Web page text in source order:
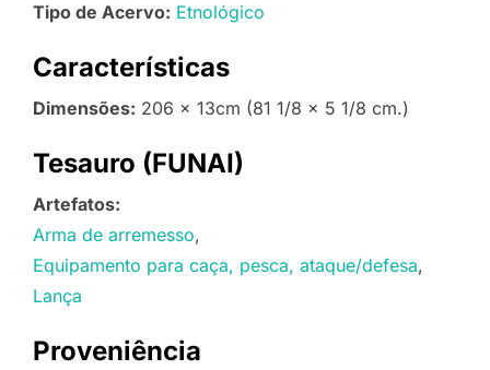
Tipo de Acervo: Etnológico
Características
Dimensões: 206 x 13cm (81 1/8 x 5 1/8 cm.)
Tesauro (FUNAI)
Artefatos:
Arma de arremesso
Equipamento para caça, pesca, ataque/defesa
Lança
Proveniência